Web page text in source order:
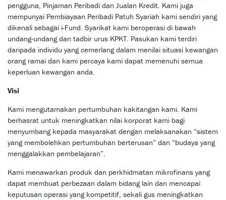
pengguna, Pinjaman Peribadi dan Jualan Kredit. Kami juga
mempunyai Pembiayaan Peribadi Patuh Syariah kami sendiri yang
dikenali sebagai i-Fund. Syarikat kami beroperasi di bawah
undang-undang dan tadbir urus KPKT. Pasukan kami terdiri
daripada individu yang cemerlang dalam menilai situasi kewangan
orang ramai dan kami percaya kami dapat memenuhi semua
keperluan kewangan anda.
Visi
Kami mengutamakan pertumbuhan kakitangan kami. Kami
berhasrat untuk meningkatkan nilai korporat kami bagi
menyumbang kepada masyarakat dengan melaksanakan “sistem
yang membolehkan pertumbuhan berterusan” dan “budaya yang
menggalakkan pembelajaran”.
Kami menawarkan produk dan perkhidmatan mikrofinans yang
dapat membuat perbezaan dalam bidang lain dan mencapai
keputusan operasi yang kompetitif, sekali gus meningkatkan